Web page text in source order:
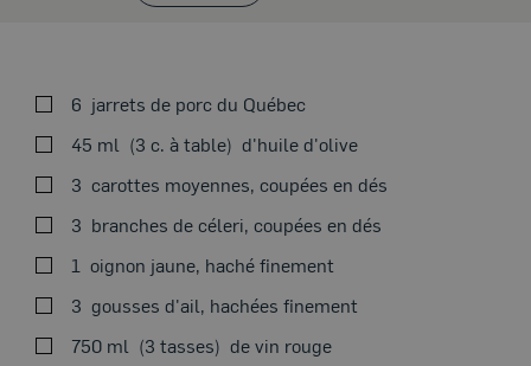
Thème du moment
6 jarrets de porc du Québec
45 ml
3 c. à table d'huile d'olive
3 carottes moyennes, coupées en dés
3 branches de céleri, coupées en dés
1 oignon jaune, haché finement
3 gousses d'ail, hachées finement
750 ml
3 tasses
de vin rouge
VOIRAU FOUR
45 ml (3 c. à table) d’huile d’olive et ajouter le porc.